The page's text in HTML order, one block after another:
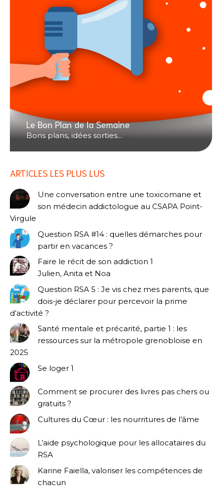
Le Bon Plan de la Semaine
Bons plans, idées sorties...
ARTICLES LES PLUS LUS
Une conversation entre une toxicomane et
son médecin addictologue au CSAPA Point-
Virgule
Question RSA #14 : quelles démarches pour
partir en vacances ?
Faire le récit de son addiction 1
Julien, Anita et Noa
Question RSA 5 : Je vis chez mes parents, que
dois-je déclarer pour percevoir la prime
d’activité ?
Santé mentale et précarité, partie 1 : les
ressources sur la métropole grenobloise en
2025
Se loger 1
Comment se procurer des livres pas chers ou
gratuits ?
Cultures du Cœur : les nourritures de l’âme
L’aide psychologique pour les allocataires du
RSA
Karine Faiella, valoriser les compétences de
chacun